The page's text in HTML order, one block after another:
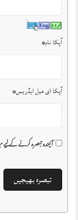
آپکا نام*
آپکا ای میل ایڈریس*
آئیندہ تبصرہ کرنے کے